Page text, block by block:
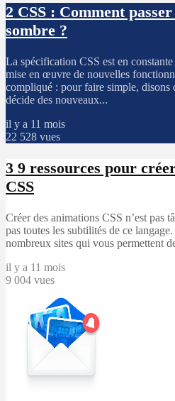
2 CSS : Comment
sombre ?
La spécification CSS est en
mise en œuvre de nouvelles
compliqué : pour faire simple, disons
décide des nouveaux...
il y a 11 mois
22 528 vues
3 9 ressources pour
CSS
Créer des animations CSS n’est pas
pas toutes les subtilités de ce
nombreux sites qui vous permettent
il y a 11 mois
9 004 vues